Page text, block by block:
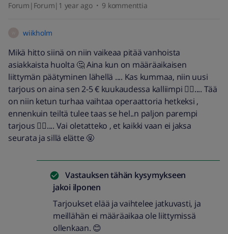
Forum|Forum|1 year ago 9 kommenttia
wiikholm
Mikä hitto siinä on niin vaikeaa pitää vanhoista
asiakkaista huolta 🤔 Aina kun on määräaikaisen
liittymän päätyminen lähellä .... Kas kummaa, niin uusi
tarjous on aina sen 2-5 € kuukaudessa kalliimpi 🤷‍♂️.... Tää
on niin ketun turhaa vaihtaa operaattoria hetkeksi ,
ennenkuin teiltä tulee taas se hel..n paljon parempi
tarjous 🤷‍♂️.... Vai oletatteko , et kaikki vaan ei jaksa
seurata ja sillä elätte 🤬
Vastauksen tähän kysymykseen
jakoi ilponen
Tarjoukset elää ja vaihtelee jatkuvasti, ja
meillähän ei määräaikaa ole liittymissä
ollenkaan. 😊